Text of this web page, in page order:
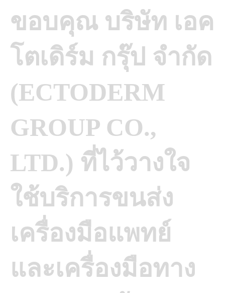
ขอบคุณ บริษัท เอค
โตเดิร์ม กรุ๊ป จำกัด
(ECTODERM
GROUP CO.,
LTD.) ที่ไว้วางใจ
ใช้บริการขนส่ง
เครื่องมือแพทย์
และเครื่องมือทาง